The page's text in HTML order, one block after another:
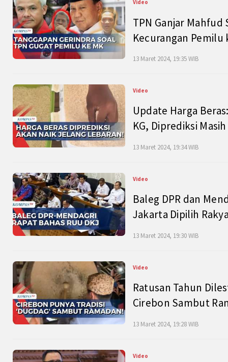
Video
TPN Ganjar Mahfud
Kecurangan Pemilu
13 Maret 2024, 19:35 WIB
Video
Update Harga
KG, Diprediksi
13 Maret 2024, 19:34 WIB
Video
Baleg DPR dan
Jakarta Dipilih
13 Maret 2024, 19:30 WIB
Video
Ratusan Tahun
Cirebon Sambut
13 Maret 2024, 19:28 WIB
Video